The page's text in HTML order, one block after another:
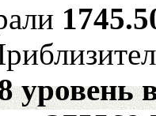
уровень